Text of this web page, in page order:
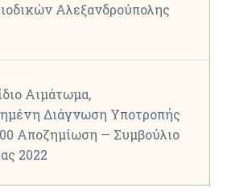
Αλεξανδρούπολης
Αιμάτωμα,
Διάγνωση Υποτροπής
Αποζημίωση — Συμβούλιο
2022